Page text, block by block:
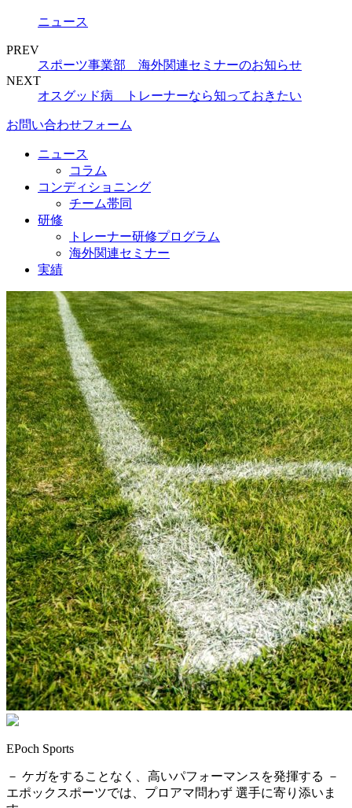
ニュース
PREV
スポーツ事業部 海外関連セミナーのお知らせ
NEXT
オスグッド病 トレーナーなら知っておきたい
お問い合わせフォーム
ニュース
コラム
コンディショニング
チーム帯同
研修
トレーナー研修プログラム
海外関連セミナー
実績
EPoch Sports
－ ケガをすることなく、高いパフォーマンスを発揮する －
エポックスポーツでは、プロアマ問わず 選手に寄り添いま